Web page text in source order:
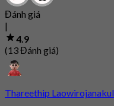
Đánh giá
|
4.9
(13 Đánh giá)
Thareethip Laowirojanakul